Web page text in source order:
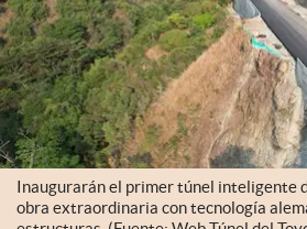
Inaugurarán el primer túnel inteligente
obra extraordinaria con tecnología